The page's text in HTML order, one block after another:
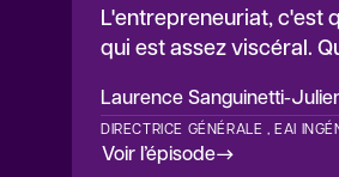
L'entrepreneuriat, c'est
qui est assez viscéral.
LaurenceSanguinetti-
DIRECTRICE GÉNÉRALE , EAI
Voir l’épisode